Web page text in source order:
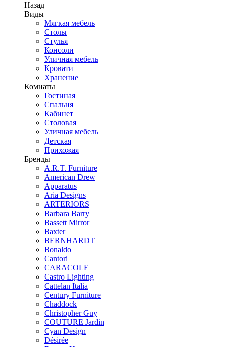
Назад
Виды
Мягкая мебель
Столы
Стулья
Консоли
Уличная мебель
Кровати
Хранение
Комнаты
Гостиная
Спальня
Кабинет
Столовая
Уличная мебель
Детская
Прихожая
Бренды
A.R.T. Furniture
American Drew
Apparatus
Aria Designs
ARTERIORS
Barbara Barry
Bassett Mirror
Baxter
BERNHARDT
Bonaldo
Cantori
CARACOLE
Castro Lighting
Cattelan Italia
Century Furniture
Chaddock
Christopher Guy
COUTURE Jardin
Cyan Design
Désirée